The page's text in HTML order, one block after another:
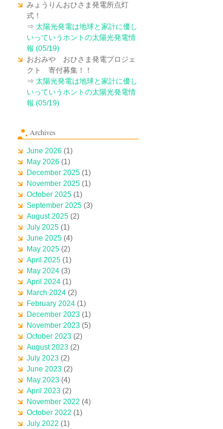
みょうりんおひさま発電所点灯
式！
⇒ 太陽光発電は地球と家計に優し
いっていうホントの太陽光発電情
報 (05/19)
おおみや おひさま発電プロジェ
クト 寄付募集！！
⇒ 太陽光発電は地球と家計に優し
いっていうホントの太陽光発電情
報 (05/19)
Archives
June 2026 (1)
May 2026 (1)
December 2025 (1)
November 2025 (1)
October 2025 (1)
September 2025 (3)
August 2025 (2)
July 2025 (1)
June 2025 (4)
May 2025 (2)
April 2025 (1)
May 2024 (3)
April 2024 (1)
March 2024 (2)
February 2024 (1)
December 2023 (1)
November 2023 (5)
October 2023 (2)
August 2023 (2)
July 2023 (2)
June 2023 (2)
May 2023 (4)
April 2023 (2)
November 2022 (4)
October 2022 (1)
July 2022 (1)